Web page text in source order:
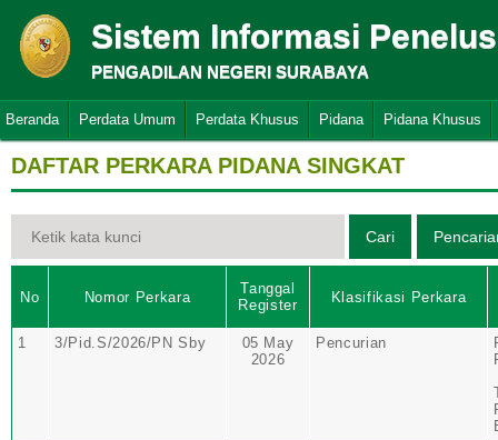
Sistem Informasi
PENGADILAN NEGERI SURABAYA
Beranda Perdata Umum Perdata Khusus Pidana Pidana Khusus
DAFTAR PERKARA PIDANA SINGKAT
No Nomor Perkara
Tanggal
Register
Klasifikasi Perkara
1 3/Pid.S/2026/PN Sby
05 May
2026
Pencurian